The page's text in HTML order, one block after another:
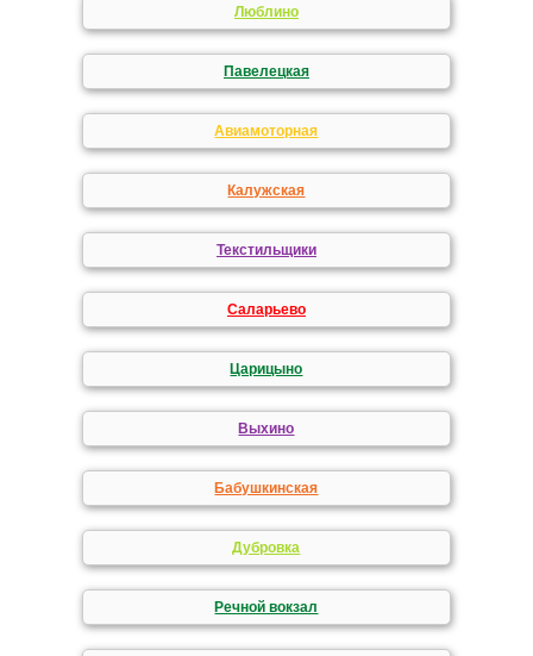
Люблино
Павелецкая
Авиамоторная
Калужская
Текстильщики
Саларьево
Царицыно
Выхино
Бабушкинская
Дубровка
Речной вокзал